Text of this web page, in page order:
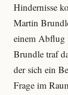
Hindernisse
Martin
einem Abflug
Brundle traf
der sich ein
Frage im